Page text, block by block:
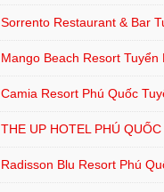
Sorrento Restaurant & Bar
Mango Beach Resort
Camia Resort Phú Quốc
THE UP HOTEL PHÚ
Radisson Blu Resort Phú